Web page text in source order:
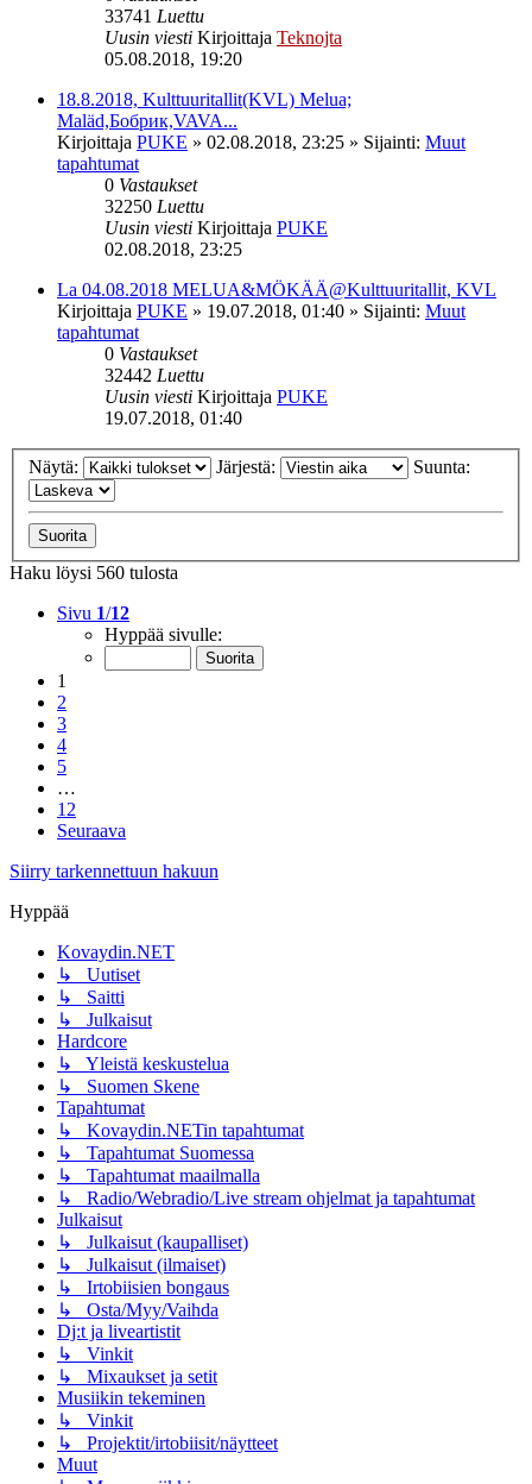
33741 Luettu
Uusin viesti Kirjoittaja Teknojta
05.08.2018, 19:20
18.8.2018, Kulttuuritallit(KVL) Melua;
Maläd,Бобрик,VAVA...
Kirjoittaja PUKE » 02.08.2018, 23:25 » Sijainti: Muut
tapahtumat
0 Vastaukset
32250 Luettu
Uusin viesti Kirjoittaja PUKE
02.08.2018, 23:25
La 04.08.2018 MELUA&MÖKÄÄ@Kulttuuritallit, KVL
Kirjoittaja PUKE » 19.07.2018, 01:40 » Sijainti: Muut
tapahtumat
0 Vastaukset
32442 Luettu
Uusin viesti Kirjoittaja PUKE
19.07.2018, 01:40
Näytä: Järjestä: Suunta:
Haku löysi 560 tulosta
Sivu 1/12
Hyppää sivulle:
1
2
3
4
5
…
12
Seuraava
Siirry tarkennettuun hakuun
Hyppää
Kovaydin.NET
↳ Uutiset
↳ Saitti
↳ Julkaisut
Hardcore
↳ Yleistä keskustelua
↳ Suomen Skene
Tapahtumat
↳ Kovaydin.NETin tapahtumat
↳ Tapahtumat Suomessa
↳ Tapahtumat maailmalla
↳ Radio/Webradio/Live stream ohjelmat ja tapahtumat
Julkaisut
↳ Julkaisut (kaupalliset)
↳ Julkaisut (ilmaiset)
↳ Irtobiisien bongaus
↳ Osta/Myy/Vaihda
Dj:t ja liveartistit
↳ Vinkit
↳ Mixaukset ja setit
Musiikin tekeminen
↳ Vinkit
↳ Projektit/irtobiisit/näytteet
Muut